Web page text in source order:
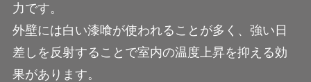
力です。
外壁には白い漆喰が使われることが多く、強い日
差しを反射することで室内の温度上昇を抑える効
果があります。